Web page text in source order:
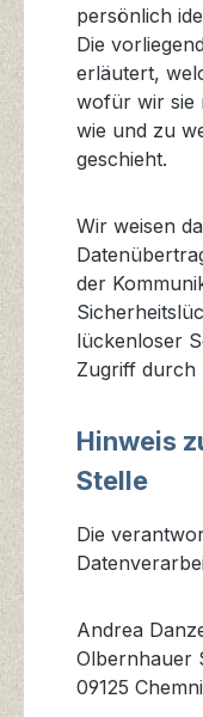
persönlich
Die
erläutert,
wofür wir sie
wie und zu
geschieht.
Wir weisen
der
lückenloser
Zugriff durch
Hinweis
Stelle
Die
Andrea
Olbernhauer
09125